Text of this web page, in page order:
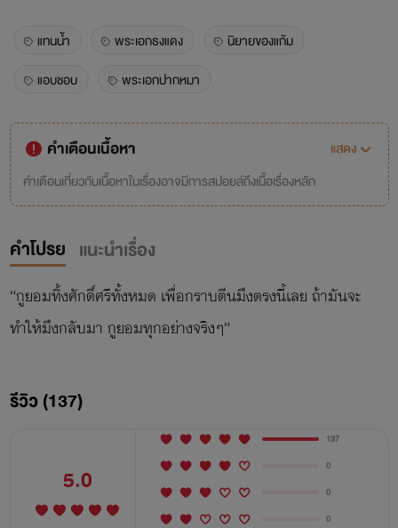
แทนน้ำ พระเอกธงแดง
นิยายของแก้ม
แอบชอบ
พระเอกปากหมา
คำเตือนเนื้อหา
แสดง
คำเตือนเกี่ยวกับเนื้อหาในเรื่องอาจมีการสปอยล์ถึงเนื้อเรื่องหลัก
คำโปรย แนะนำเรื่อง
“กูยอมทิ้งศักดิ์ศรีทั้งหมด เพื่อกราบตีนมึงตรงนี้เลย ถ้ามันจะ
ทำให้มึงกลับมา กูยอมทุกอย่างจริงๆ”
รีวิว (137)
5.0
137
0
0
0